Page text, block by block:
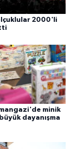
2000'li
minik
dayanışma